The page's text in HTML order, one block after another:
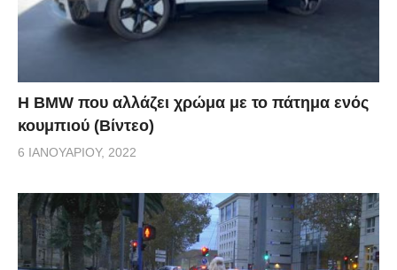
Η BMW που αλλάζει χρώμα με το πάτημα ενός
κουμπιού (Βίντεο)
6 ΙΑΝΟΥΑΡΊΟΥ, 2022